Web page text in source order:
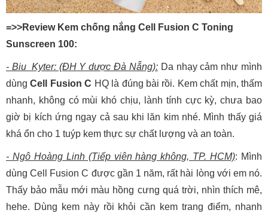
=>>Review Kem chống nắng Cell Fusion C Toning
Sunscreen 100:
- Biu_Kyter: (ĐH Y dược Đà Nẵng):Da nhạy cảm như mình
dùngCell Fusion C HQ là đúng bài rồi. Kem chất mịn, thấm
nhanh, không có mùi khó chịu, lành tính cực kỳ, chưa bao
giờ bị kích ứng ngay cả sau khi lăn kim nhé. Mình thấy giá
khá ổn cho 1 tuýp kem thực sự chất lượng và an toàn.
- Ngô Hoàng Linh (Tiếp viên hàng không, TP. HCM): Mình
dùng Cell Fusion C được gần 1 năm, rất hài lòng với em nó.
Thấy bảo mẫu mới màu hồng cưng quá trời, nhìn thích mê,
hehe. Dùng kem này rồi khỏi cần kem trang điểm, nhanh